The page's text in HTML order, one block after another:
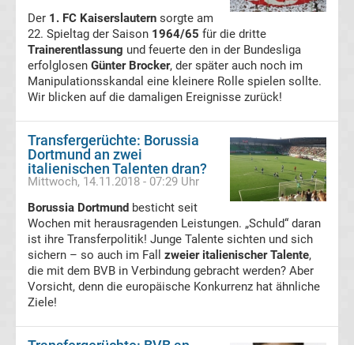
Bundesliga
Radio
Live
Bundesliga
Torjäger
Bundesliga
Meistertrainer
Liste
DDR
Der 1. FC Kaiserslautern sorgte am
22. Spieltag der Saison 1964/65 für die dritte
Trainerentlassung und feuerte den in der Bundesliga
erfolglosen Günter Brocker, der später auch noch im
Manipulationsskandal eine kleinere Rolle spielen sollte.
Wir blicken auf die damaligen Ereignisse zurück!
Transfergerüchte: Borussia
Dortmund an zwei
italienischen Talenten dran?
Mittwoch, 14.11.2018 - 07:29 Uhr
Borussia Dortmund besticht seit
Wochen mit herausragenden Leistungen. „Schuld“ daran
ist ihre Transferpolitik! Junge Talente sichten und sich
sichern – so auch im Fall zweier italienischer Talente,
die mit dem BVB in Verbindung gebracht werden? Aber
Vorsicht, denn die europäische Konkurrenz hat ähnliche
Ziele!